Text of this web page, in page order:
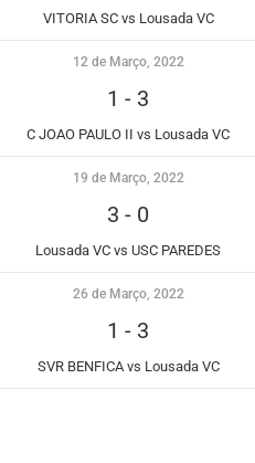
VITORIA SC vs Lousada VC
12 de Março, 2022
1 - 3
C JOAO PAULO II vs Lousada VC
19 de Março, 2022
3 - 0
Lousada VC vs USC PAREDES
26 de Março, 2022
1 - 3
SVR BENFICA vs Lousada VC